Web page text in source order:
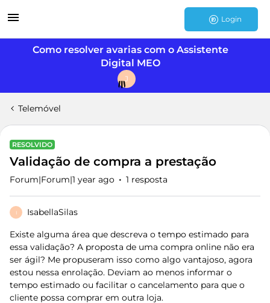
Login
Como resolver avarias com o Assistente
Digital MEO
J
Telemóvel
RESOLVIDO
Validação de compra a prestação
Forum|Forum|1 year ago 1 resposta
I IsabellaSilas
Existe alguma área que descreva o tempo estimado para
essa validação? A proposta de uma compra online não era
ser ágil? Me propuseram isso como algo vantajoso, agora
estou nessa enrolação. Deviam ao menos informar o
tempo estimado ou facilitar o cancelamento para que o
cliente possa comprar em outra loja.